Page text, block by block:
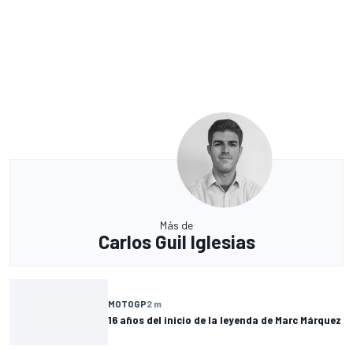
Más de
Carlos Guil Iglesias
MOTOGP2 m
16 años del inicio de la leyenda de Marc Márquez